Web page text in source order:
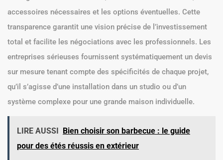
accessoires nécessaires et les options éventuelles. Cette
transparence garantit une vision précise de l’investissement
total et facilite les négociations avec les professionnels. Les
entreprises sérieuses fournissent systématiquement un devis
sur mesure tenant compte des spécificités de chaque projet,
qu’il s’agisse d’une installation dans un studio ou d’un
système complexe pour une grande maison individuelle.
LIRE AUSSI
Bien choisir son barbecue : le guide
pour des étés réussis en extérieur